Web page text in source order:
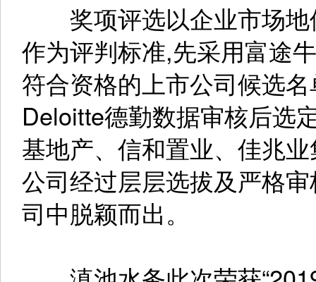
奖项评选以企业市场地
作为评判标准,先采用富途
符合资格的上市公司候选
Deloitte德勤数据审核后选
基地产、信和置业、佳兆
公司经过层层选拔及严格
司中脱颖而出。